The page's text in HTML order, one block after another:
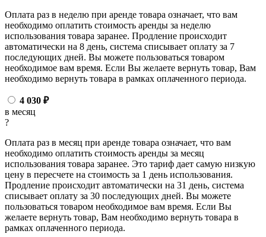
Оплата раз в неделю при аренде товара означает, что вам
необходимо оплатить стоимость аренды за неделю
использования товара заранее. Продление происходит
автоматически на 8 день, система списывает оплату за 7
последующих дней. Вы можете пользоваться товаром
необходимое вам время. Если Вы желаете вернуть товар, Вам
необходимо вернуть товара в рамках оплаченного периода.
4 030 ₽
в месяц
?
Оплата раз в месяц при аренде товара означает, что вам
необходимо оплатить стоимость аренды за месяц
использования товара заранее. Это тариф дает самую низкую
цену в пересчете на стоимость за 1 день использования.
Продление происходит автоматически на 31 день, система
списывает оплату за 30 последующих дней. Вы можете
пользоваться товаром необходимое вам время. Если Вы
желаете вернуть товар, Вам необходимо вернуть товара в
рамках оплаченного периода.